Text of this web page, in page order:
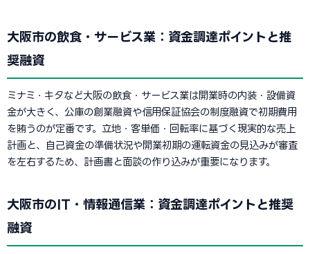
大阪市の飲食・サービス業：資金調達ポイントと推
奨融資
ミナミ・キタなど大阪の飲食・サービス業は開業時の内装・設備資
金が大きく、公庫の創業融資や信用保証協会の制度融資で初期費用
を賄うのが定番です。立地・客単価・回転率に基づく現実的な売上
計画と、自己資金の準備状況や開業初期の運転資金の見込みが審査
を左右するため、計画書と面談の作り込みが重要になります。
大阪市のIT・情報通信業：資金調達ポイントと推奨
融資